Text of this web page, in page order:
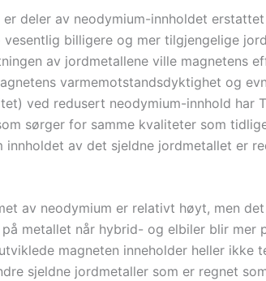
er deler av neodymium-innholdet
vesentlig billigere og mer tilgjengelige
av jordmetallene ville magnetens
varmemotstandsdyktighet og
ved redusert neodymium-innhold har
sørger for samme kvaliteter som
innholdet av det sjeldne jordmetallet er
av neodymium er relativt høyt, men
metallet når hybrid- og elbiler blir mer
magneten inneholder heller ikke
sjeldne jordmetaller som er regnet